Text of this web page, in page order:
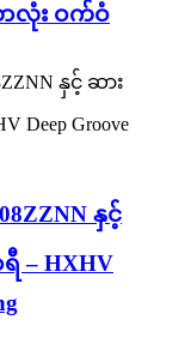
ာလုံး ဝက်ဝံ
နှင့်
– HXHV